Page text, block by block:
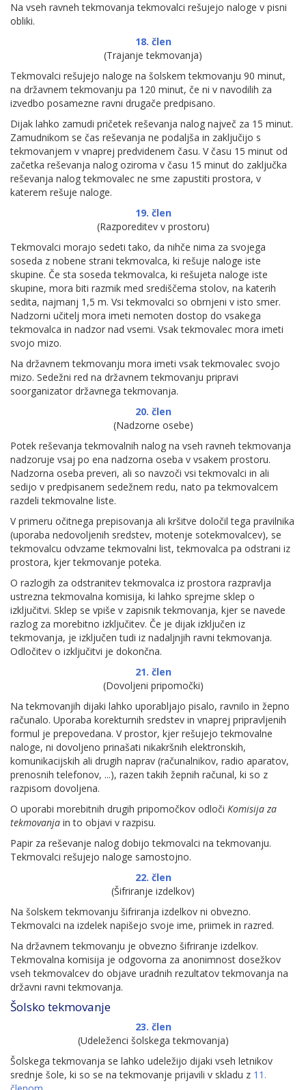
Na vseh ravneh tekmovanja tekmovalci rešujejo naloge v pisni
obliki.
18. člen
(Trajanje tekmovanja)
Tekmovalci rešujejo naloge na šolskem tekmovanju 90 minut,
na državnem tekmovanju pa 120 minut, če ni v navodilih za
izvedbo posamezne ravni drugače predpisano.
Dijak lahko zamudi pričetek reševanja nalog največ za 15 minut.
Zamudnikom se čas reševanja ne podaljša in zaključijo s
tekmovanjem v vnaprej predvidenem času. V času 15 minut od
začetka reševanja nalog oziroma v času 15 minut do zaključka
reševanja nalog tekmovalec ne sme zapustiti prostora, v
katerem rešuje naloge.
19. člen
(Razporeditev v prostoru)
Tekmovalci morajo sedeti tako, da nihče nima za svojega
soseda z nobene strani tekmovalca, ki rešuje naloge iste
skupine. Če sta soseda tekmovalca, ki rešujeta naloge iste
skupine, mora biti razmik med središčema stolov, na katerih
sedita, najmanj 1,5 m. Vsi tekmovalci so obrnjeni v isto smer.
Nadzorni učitelj mora imeti nemoten dostop do vsakega
tekmovalca in nadzor nad vsemi. Vsak tekmovalec mora imeti
svojo mizo.
Na državnem tekmovanju mora imeti vsak tekmovalec svojo
mizo. Sedežni red na državnem tekmovanju pripravi
soorganizator državnega tekmovanja.
20. člen
(Nadzorne osebe)
Potek reševanja tekmovalnih nalog na vseh ravneh tekmovanja
nadzoruje vsaj po ena nadzorna oseba v vsakem prostoru.
Nadzorna oseba preveri, ali so navzoči vsi tekmovalci in ali
sedijo v predpisanem sedežnem redu, nato pa tekmovalcem
razdeli tekmovalne liste.
V primeru očitnega prepisovanja ali kršitve določil tega pravilnika
(uporaba nedovoljenih sredstev, motenje sotekmovalcev), se
tekmovalcu odvzame tekmovalni list, tekmovalca pa odstrani iz
prostora, kjer tekmovanje poteka.
O razlogih za odstranitev tekmovalca iz prostora razpravlja
ustrezna tekmovalna komisija, ki lahko sprejme sklep o
izključitvi. Sklep se vpiše v zapisnik tekmovanja, kjer se navede
razlog za morebitno izključitev. Če je dijak izključen iz
tekmovanja, je izključen tudi iz nadaljnjih ravni tekmovanja.
Odločitev o izključitvi je dokončna.
21. člen
(Dovoljeni pripomočki)
Na tekmovanjih dijaki lahko uporabljajo pisalo, ravnilo in žepno
računalo. Uporaba korekturnih sredstev in vnaprej pripravljenih
formul je prepovedana. V prostor, kjer rešujejo tekmovalne
naloge, ni dovoljeno prinašati nikakršnih elektronskih,
komunikacijskih ali drugih naprav (računalnikov, radio aparatov,
prenosnih telefonov, ...), razen takih žepnih računal, ki so z
razpisom dovoljena.
O uporabi morebitnih drugih pripomočkov odloči Komisija za
tekmovanja in to objavi v razpisu.
Papir za reševanje nalog dobijo tekmovalci na tekmovanju.
Tekmovalci rešujejo naloge samostojno.
22. člen
(Šifriranje izdelkov)
Na šolskem tekmovanju šifriranja izdelkov ni obvezno.
Tekmovalci na izdelek napišejo svoje ime, priimek in razred.
Na državnem tekmovanju je obvezno šifriranje izdelkov.
Tekmovalna komisija je odgovorna za anonimnost dosežkov
vseh tekmovalcev do objave uradnih rezultatov tekmovanja na
državni ravni tekmovanja.
Šolsko tekmovanje
23. člen
(Udeleženci šolskega tekmovanja)
Šolskega tekmovanja se lahko udeležijo dijaki vseh letnikov
srednje šole, ki so se na tekmovanje prijavili v skladu z 11.